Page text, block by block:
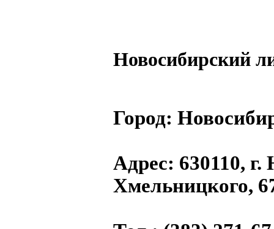
Новосибирский
Город:
Адрес: 630110,
Хмельницкого,